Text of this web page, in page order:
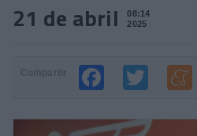
21 de abril
08:14
2025